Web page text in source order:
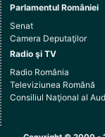
Parlamentul României
Senat
Camera Deputaţilor
Radio şi TV
Radio România
Televiziunea Română
Consiliul Naţional al